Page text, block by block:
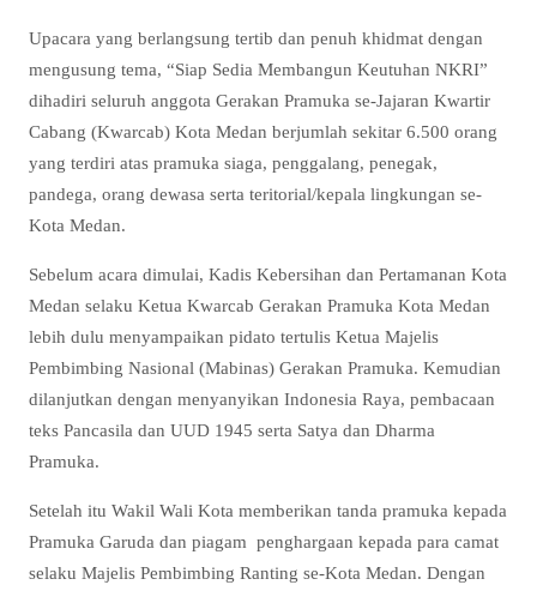
Upacara yang berlangsung tertib dan penuh khidmat dengan
mengusung tema, “Siap Sedia Membangun Keutuhan NKRI”
dihadiri seluruh anggota Gerakan Pramuka se-Jajaran Kwartir
Cabang (Kwarcab) Kota Medan berjumlah sekitar 6.500 orang
yang terdiri atas pramuka siaga, penggalang, penegak,
pandega, orang dewasa serta teritorial/kepala lingkungan se-
Kota Medan.
Sebelum acara dimulai, Kadis Kebersihan dan Pertamanan Kota
Medan selaku Ketua Kwarcab Gerakan Pramuka Kota Medan
lebih dulu menyampaikan pidato tertulis Ketua Majelis
Pembimbing Nasional (Mabinas) Gerakan Pramuka. Kemudian
dilanjutkan dengan menyanyikan Indonesia Raya, pembacaan
teks Pancasila dan UUD 1945 serta Satya dan Dharma
Pramuka.
Setelah itu Wakil Wali Kota memberikan tanda pramuka kepada
Pramuka Garuda dan piagam penghargaan kepada para camat
selaku Majelis Pembimbing Ranting se-Kota Medan. Dengan